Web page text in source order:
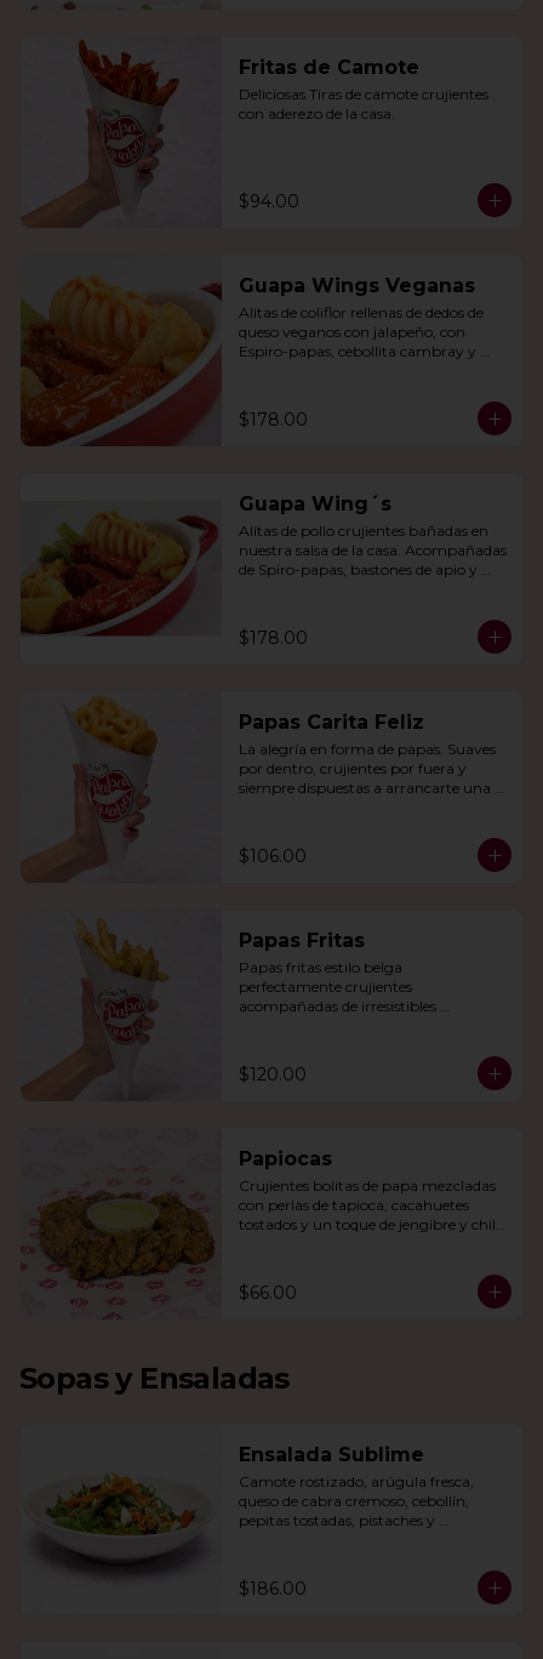
Fritas de Camote
Deliciosas Tiras de camote crujientes
con aderezo de la casa.
$94.00
Guapa Wings Veganas
Alitas de coliflor rellenas de dedos de
queso veganos con jalapeño, con
Espiro-papas, cebollita cambray y
$178.00
Guapa Wing´s
Alitas de pollo crujientes bañadas en
nuestra salsa de la casa. Acompañadas
de Spiro-papas, bastones de apio y
$178.00
Papas Carita Feliz
La alegría en forma de papas. Suaves
por dentro, crujientes por fuera y
siempre dispuestas a arrancarte una
$106.00
Papas Fritas
Papas fritas estilo belga
perfectamente crujientes
acompañadas de irresistibles
$120.00
Papiocas
Crujientes bolitas de papa mezcladas
con perlas de tapioca, cacahuetes
tostados y un toque de jengibre y chile
$66.00
Sopas y Ensaladas
Ensalada Sublime
Camote rostizado, arúgula fresca,
queso de cabra cremoso, cebollín,
pepitas tostadas, pistaches y
$186.00